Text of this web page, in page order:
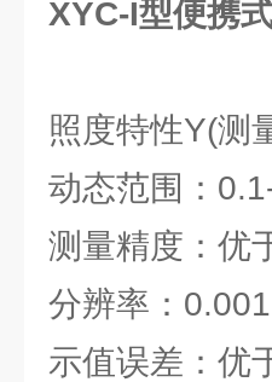
XYC-I型便携
照度特性Y(测
动态范围：
测量精度：优
分辨率：
示值误差：优